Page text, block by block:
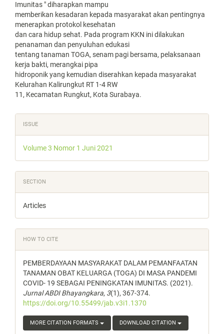
Imunitas " diharapkan mampu
memberikan kesadaran kepada masyarakat akan pentingnya
menerapkan protokol kesehatan
dan cara hidup sehat. Pada program KKN ini dilakukan
penanaman dan penyuluhan edukasi
tentang tanaman TOGA, senam pagi bersama, pelaksanaan
kerja bakti, merangkai pipa
hidroponik yang kemudian diserahkan kepada masyarakat
Kelurahan Kalirungkut RT 1-4 RW
11, Kecamatan Rungkut, Kota Surabaya.
Article
Details
ISSUE
Volume 3 Nomor 1 Juni 2021
SECTION
Articles
HOW TO CITE
PEMBERDAYAAN MASYARAKAT DALAM PEMANFAATAN
TANAMAN OBAT KELUARGA (TOGA) DI MASA PANDEMI
COVID- 19 SEBAGAI PENINGKATAN IMUNITAS. (2021).
Jurnal ABDI Bhayangkara, 3(1), 367-374.
https://doi.org/10.55499/jab.v3i1.1370
MORE CITATION FORMATS DOWNLOAD CITATION